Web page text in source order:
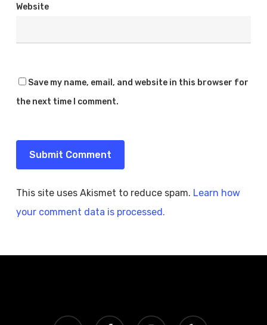
Website
Save my name, email, and website in this browser for
the next time I comment.
This site uses Akismet to reduce spam. Learn how
your comment data is processed.
twitter facebook instagram yelp